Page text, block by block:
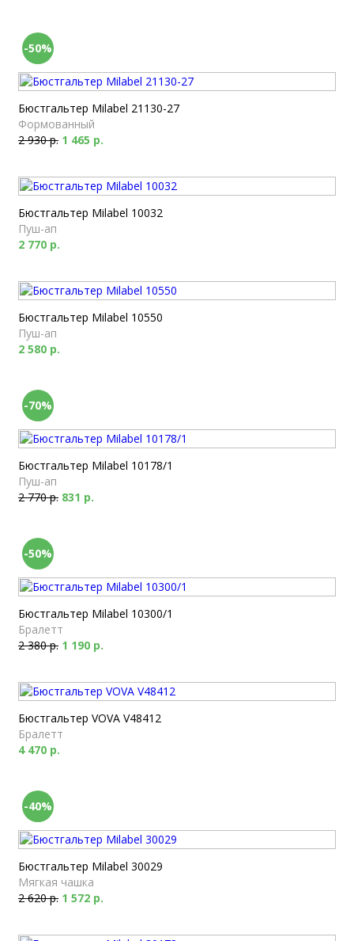
-50%
Бюстгальтер Milabel 21130-27
Формованный
2 930 р. 1 465 р.
Бюстгальтер Milabel 10032
Пуш-ап
2 770 р.
Бюстгальтер Milabel 10550
Пуш-ап
2 580 р.
-70%
Бюстгальтер Milabel 10178/1
Пуш-ап
2 770 р. 831 р.
-50%
Бюстгальтер Milabel 10300/1
Бралетт
2 380 р. 1 190 р.
Бюстгальтер VOVA V48412
Бралетт
4 470 р.
-40%
Бюстгальтер Milabel 30029
Мягкая чашка
2 620 р. 1 572 р.